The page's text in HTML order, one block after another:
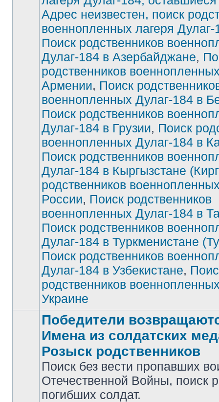
Нет
сообщений
Адрес неизвестен, поиск
военнопленных лагеря
Поиск родственников
Дулаг-184 в Азербайджане,
родственников
Армении, Поиск
военнопленных Дулаг-184 в
Поиск родственников
Дулаг-184 в Грузии, Поиск
военнопленных Дулаг-184 в
Поиск родственников
Дулаг-184 в Кыргызстане
родственников
России, Поиск родственников
военнопленных Дулаг-184 в
Поиск родственников
Дулаг-184 в Туркменистане
Поиск родственников
Дулаг-184 в Узбекистане,
родственников
Украине
Победители
Имена из солдатских
Розыск родственников
Поиск без вести пропавших
Отечественной Войны, поиск
погибших солдат.